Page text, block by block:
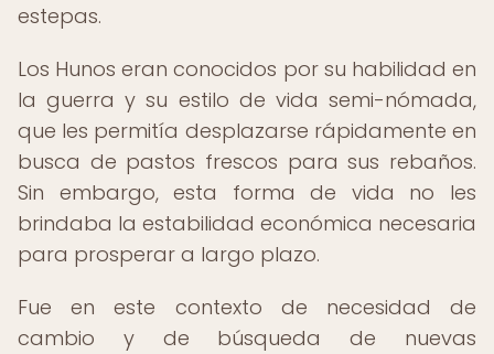
estepas.
Los Hunos eran conocidos por su habilidad en
la guerra y su estilo de vida semi-nómada,
que les permitía desplazarse rápidamente en
busca de pastos frescos para sus rebaños.
Sin embargo, esta forma de vida no les
brindaba la estabilidad económica necesaria
para prosperar a largo plazo.
Fue en este contexto de necesidad de
cambio y de búsqueda de nuevas